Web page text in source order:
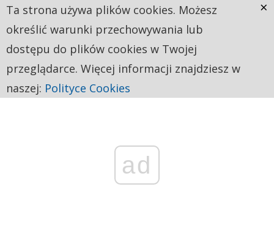
ad
Ta strona używa plików cookies. Możesz
określić warunki przechowywania lub
dostępu do plików cookies w Twojej
przeglądarce. Więcej informacji znajdziesz w
naszej: Polityce Cookies
×